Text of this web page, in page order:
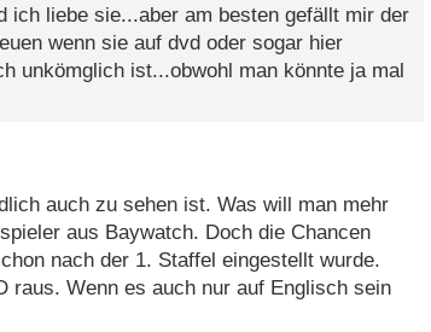
ich liebe sie...aber am besten gefällt mir der
wenn sie auf dvd oder sogar hier
unkömglich ist...obwohl man könnte ja mal
auch zu sehen ist. Was will man mehr
aus Baywatch. Doch die Chancen
nach der 1. Staffel eingestellt wurde.
raus. Wenn es auch nur auf Englisch sein